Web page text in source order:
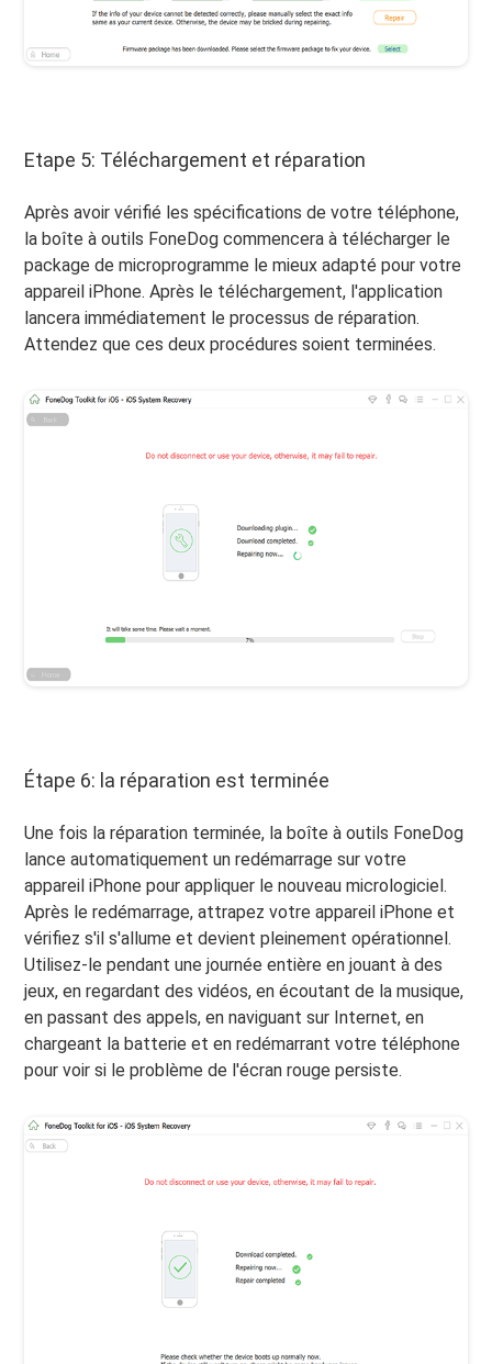
Etape 5: Téléchargement et réparation
Après avoir vérifié les spécifications de votre téléphone,
la boîte à outils FoneDog commencera à télécharger le
package de microprogramme le mieux adapté pour votre
appareil iPhone. Après le téléchargement, l'application
lancera immédiatement le processus de réparation.
Attendez que ces deux procédures soient terminées.
Étape 6: la réparation est terminée
Une fois la réparation terminée, la boîte à outils FoneDog
lance automatiquement un redémarrage sur votre
appareil iPhone pour appliquer le nouveau micrologiciel.
Après le redémarrage, attrapez votre appareil iPhone et
vérifiez s'il s'allume et devient pleinement opérationnel.
Utilisez-le pendant une journée entière en jouant à des
jeux, en regardant des vidéos, en écoutant de la musique,
en passant des appels, en naviguant sur Internet, en
chargeant la batterie et en redémarrant votre téléphone
pour voir si le problème de l'écran rouge persiste.